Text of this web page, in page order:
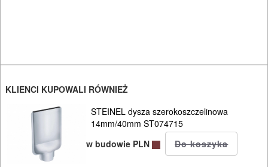
mieszadeł
Do
młotowiertarek
Do
młotów
KLIENCI KUPOWALI RÓWNIEŻ
STEINEL dysza szerokoszczelinowa
14mm/40mm ST074715
w budowie PLN